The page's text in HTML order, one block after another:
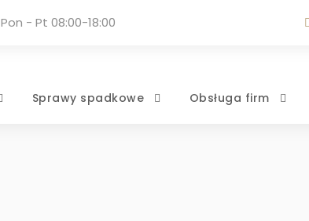
Pon - Pt 08:00-18:00
Sprawy spadkowe Obsługa firm